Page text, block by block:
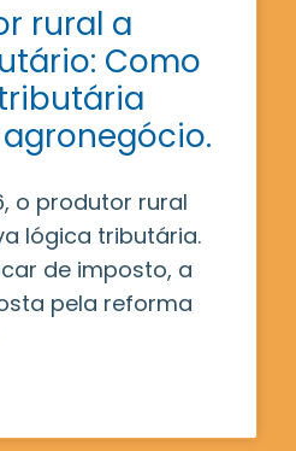
rural a
Como
o produtor rural
lógica tributária.
de imposto, a
pela reforma